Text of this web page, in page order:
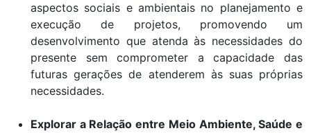
aspectos sociais e ambientais no planejamento e
execução de projetos, promovendo um
desenvolvimento que atenda às necessidades do
presente sem comprometer a capacidade das
futuras gerações de atenderem às suas próprias
necessidades.
Explorar a Relação entre Meio Ambiente, Saúde e